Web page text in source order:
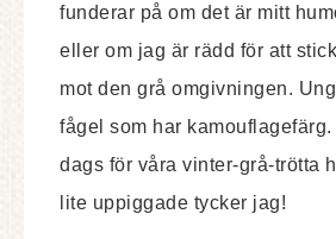
funderar på om det är mitt
eller om jag är rädd för att
mot den grå omgivningen.
fågel som har
dags för våra vinter-grå-trötta
lite uppiggade tycker jag!